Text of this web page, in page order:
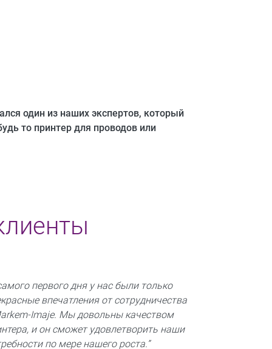
один из наших экспертов, который
то принтер для проводов или
первого дня у нас были только
впечатления от сотрудничества
Imaje. Мы довольны качеством
и он сможет удовлетворить наши
по мере нашего роста.”